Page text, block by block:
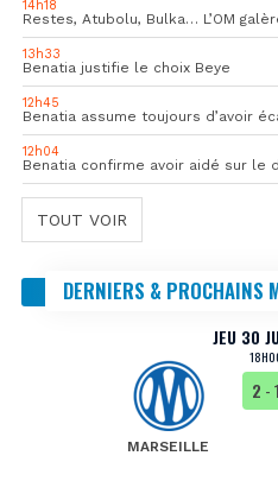
14h18
13h33
Benatia justifie le choix Beye
12h45
Benatia assume toujours d’avoir
12h04
Benatia confirme avoir aidé sur le
TOUT VOIR
DERNIERS & PROCHAINS
JEU 30
MARSEILLE
2 - 1